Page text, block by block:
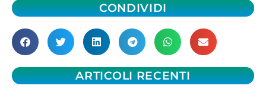
CONDIVIDI
ARTICOLI RECENTI